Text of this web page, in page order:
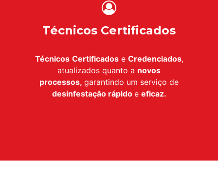
Técnicos Certificados
Técnicos Certificadose Credenciados,
atualizados quanto a novos
processos, garantindo um serviço de
desinfestaçãorápido e eficaz.